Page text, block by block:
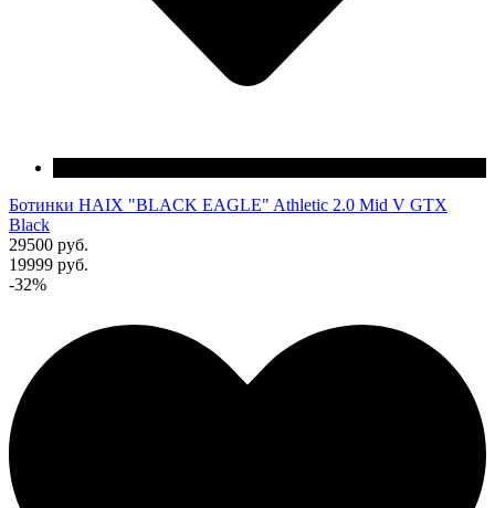
Ботинки HAIX "BLACK EAGLE" Athletic 2.0 Mid V GTX
Black
29500 руб.
19999 руб.
-32%